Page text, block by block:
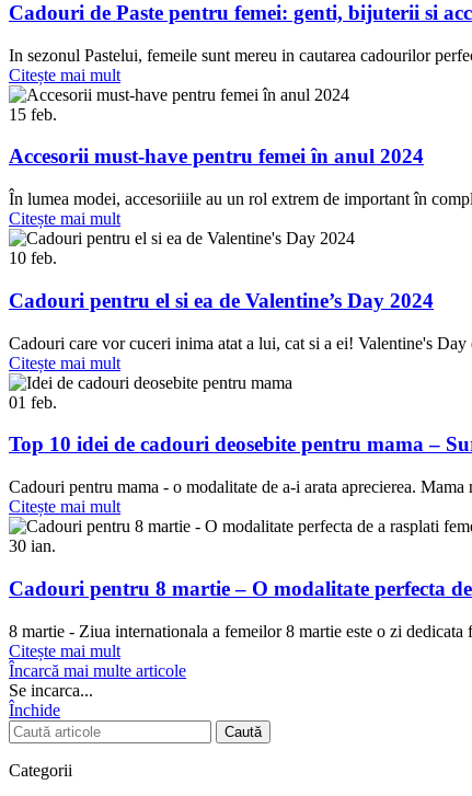
Cadouri de Paste pentru femei: genti, bijuterii si
In sezonul Pastelui, femeile sunt mereu in cautarea cadourilor
Citește mai mult
15 feb.
Accesorii must-have pentru femei în anul 2024
În lumea modei, accesoriiile au un rol extrem de important în
Citește mai mult
10 feb.
Cadouri pentru el si ea de Valentine’s Day 2024
Cadouri care vor cuceri inima atat a lui, cat si a ei! Valentine's Day
Citește mai mult
01 feb.
Top 10 idei de cadouri deosebite pentru mama –
Cadouri pentru mama - o modalitate de a-i arata aprecierea.
Citește mai mult
30 ian.
Cadouri pentru 8 martie – O modalitate perfecta
8 martie - Ziua internationala a femeilor 8 martie este o zi dedicata
Citește mai mult
Încarcă mai multe articole
Se incarca...
Închide
Caută
Categorii